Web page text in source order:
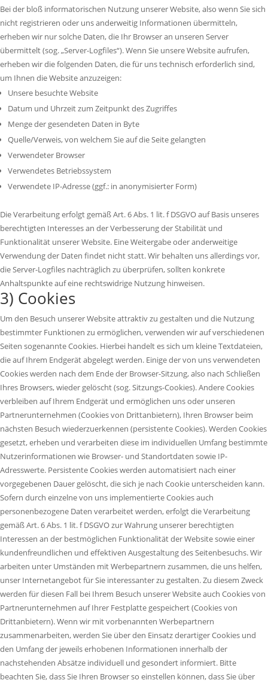
Bei der bloß informatorischen Nutzung unserer Website, also wenn Sie sich
nicht registrieren oder uns anderweitig Informationen übermitteln,
erheben wir nur solche Daten, die Ihr Browser an unseren Server
übermittelt (sog. „Server-Logfiles“). Wenn Sie unsere Website aufrufen,
erheben wir die folgenden Daten, die für uns technisch erforderlich sind,
um Ihnen die Website anzuzeigen:
Unsere besuchte Website
Datum und Uhrzeit zum Zeitpunkt des Zugriffes
Menge der gesendeten Daten in Byte
Quelle/Verweis, von welchem Sie auf die Seite gelangten
Verwendeter Browser
Verwendetes Betriebssystem
Verwendete IP-Adresse (ggf.: in anonymisierter Form)
Die Verarbeitung erfolgt gemäß Art. 6 Abs. 1 lit. f DSGVO auf Basis unseres
berechtigten Interesses an der Verbesserung der Stabilität und
Funktionalität unserer Website. Eine Weitergabe oder anderweitige
Verwendung der Daten findet nicht statt. Wir behalten uns allerdings vor,
die Server-Logfiles nachträglich zu überprüfen, sollten konkrete
Anhaltspunkte auf eine rechtswidrige Nutzung hinweisen.
3) Cookies
Um den Besuch unserer Website attraktiv zu gestalten und die Nutzung
bestimmter Funktionen zu ermöglichen, verwenden wir auf verschiedenen
Seiten sogenannte Cookies. Hierbei handelt es sich um kleine Textdateien,
die auf Ihrem Endgerät abgelegt werden. Einige der von uns verwendeten
Cookies werden nach dem Ende der Browser-Sitzung, also nach Schließen
Ihres Browsers, wieder gelöscht (sog. Sitzungs-Cookies). Andere Cookies
verbleiben auf Ihrem Endgerät und ermöglichen uns oder unseren
Partnerunternehmen (Cookies von Drittanbietern), Ihren Browser beim
nächsten Besuch wiederzuerkennen (persistente Cookies). Werden Cookies
gesetzt, erheben und verarbeiten diese im individuellen Umfang bestimmte
Nutzerinformationen wie Browser- und Standortdaten sowie IP-
Adresswerte. Persistente Cookies werden automatisiert nach einer
vorgegebenen Dauer gelöscht, die sich je nach Cookie unterscheiden kann.
Sofern durch einzelne von uns implementierte Cookies auch
personenbezogene Daten verarbeitet werden, erfolgt die Verarbeitung
gemäß Art. 6 Abs. 1 lit. f DSGVO zur Wahrung unserer berechtigten
Interessen an der bestmöglichen Funktionalität der Website sowie einer
kundenfreundlichen und effektiven Ausgestaltung des Seitenbesuchs. Wir
arbeiten unter Umständen mit Werbepartnern zusammen, die uns helfen,
unser Internetangebot für Sie interessanter zu gestalten. Zu diesem Zweck
werden für diesen Fall bei Ihrem Besuch unserer Website auch Cookies von
Partnerunternehmen auf Ihrer Festplatte gespeichert (Cookies von
Drittanbietern). Wenn wir mit vorbenannten Werbepartnern
zusammenarbeiten, werden Sie über den Einsatz derartiger Cookies und
den Umfang der jeweils erhobenen Informationen innerhalb der
nachstehenden Absätze individuell und gesondert informiert. Bitte
beachten Sie, dass Sie Ihren Browser so einstellen können, dass Sie über